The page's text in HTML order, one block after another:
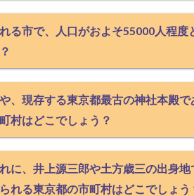
る市で、人口がおよそ55000人程度
、現存する東京都最古の神社本殿で
村はどこでしょう？
に、井上源三郎や土方歳三の出身地
れる東京都の市町村はどこでしょう